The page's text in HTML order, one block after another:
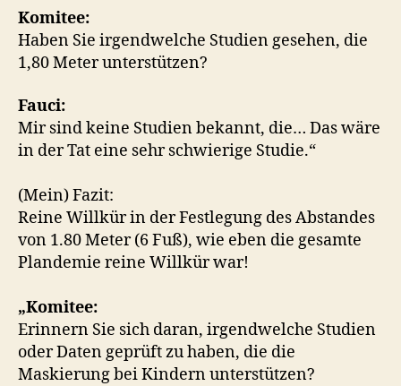
Komitee:
Haben Sie irgendwelche Studien gesehen, die
1,80 Meter unterstützen?
Fauci:
Mir sind keine Studien bekannt, die… Das wäre
in der Tat eine sehr schwierige Studie.“
(Mein) Fazit:
Reine Willkür in der Festlegung des Abstandes
von 1.80 Meter (6 Fuß), wie eben die gesamte
Plandemie reine Willkür war!
„Komitee:
Erinnern Sie sich daran, irgendwelche Studien
oder Daten geprüft zu haben, die die
Maskierung bei Kindern unterstützen?